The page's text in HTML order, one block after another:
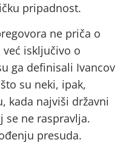
pripadnost.
ne priča o
isključivo o
ga definisali Ivancov
su neki, ipak,
kada najviši državni
se ne raspravlja.
presuda.